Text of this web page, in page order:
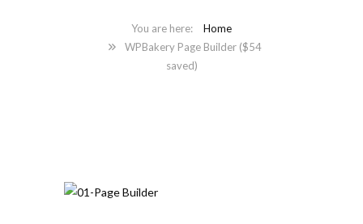
Home
WPBakery Page Builder ($54
saved)